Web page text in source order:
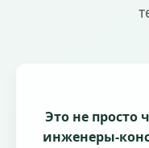
Это не просто
инженеры-